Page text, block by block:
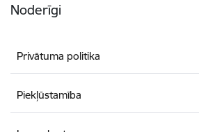
Noderīgi
Privātuma politika
Piekļūstamība